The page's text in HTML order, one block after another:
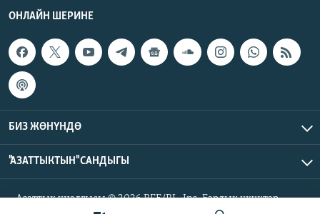
ОНЛАЙН ШЕРИНЕ
БИЗ ЖӨНҮНДӨ
"АЗАТТЫКТЫН" САНДЫГЫ
Азаттык үналгысы © 2026 RFE/RL, Inc. Бардык укуктар